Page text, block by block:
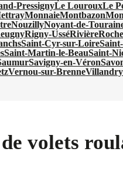
PressignyLe LourouxLe
MonnaieMontbazon
NouzillyNoyant-de-
Rigny-UsséRivière
Saint-Cyr-sur-Loire
Saint-Martin-le-BeauSaint-
Savigny-en-Véron
Vernou-sur-BrenneVillandry
volets